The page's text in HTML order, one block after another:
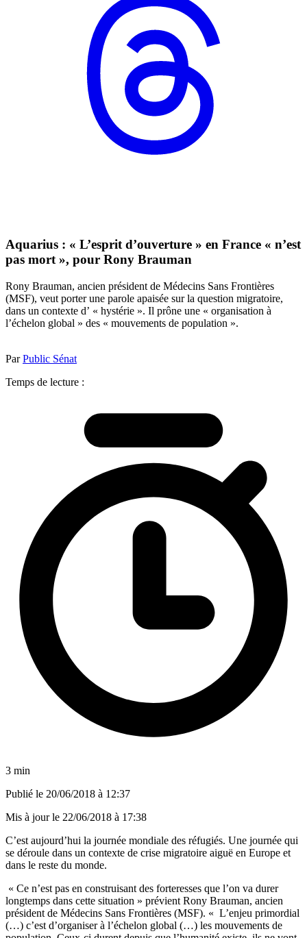
Aquarius : « L’esprit d’ouverture » en France « n’est
pas mort », pour Rony Brauman
Rony Brauman, ancien président de Médecins Sans Frontières
(MSF), veut porter une parole apaisée sur la question migratoire,
dans un contexte d’ « hystérie ». Il prône une « organisation à
l’échelon global » des « mouvements de population ».
ParPublic Sénat
Temps de lecture :
3 min
Publié le 20/06/2018 à 12:37
Mis à jour le 22/06/2018 à 17:38
C’est aujourd’hui la journée mondiale des réfugiés. Une journée qui
se déroule dans un contexte de crise migratoire aiguë en Europe et
dans le reste du monde.
« Ce n’est pas en construisant des forteresses que l’on va durer
longtemps dans cette situation » prévient Rony Brauman, ancien
président de Médecins Sans Frontières (MSF). « L’enjeu primordial
(…) c’est d’organiser à l’échelon global (…) les mouvements de